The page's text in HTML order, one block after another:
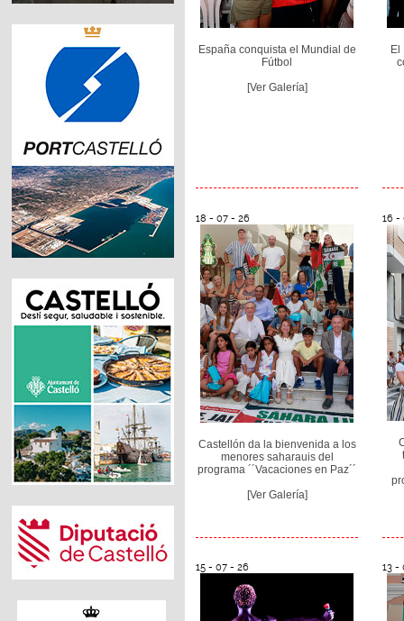
España conquista el Mundial de
Fútbol
[Ver Galería]
El
18 - 07 - 26
Castellón da la bienvenida a los
menores saharauis del
programa ´´Vacaciones en Paz´´
[Ver Galería]
16 -
15 - 07 - 26 13 -